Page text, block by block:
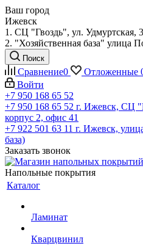
Ваш город
Ижевск
1. СЦ "Гвоздь", ул. Удмуртская,
2. "Хозяйственная база" улица
Поиск
Сравнение0 Отложенные
Войти
+7 950 168 65 52
+7 950 168 65 52 г. Ижевск, СЦ
корпус 2, офис 41
+7 922 501 63 11 г. Ижевск,
база)
Заказать звонок
Напольные покрытия
Каталог
Ламинат
Кварцвинил